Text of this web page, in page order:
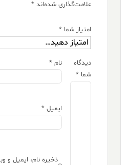
علامت‌گذاری شده‌اند *
امتیاز شما *
دیدگاه
شما *
نام *
ایمیل *
ذخیره نام، ایمیل و